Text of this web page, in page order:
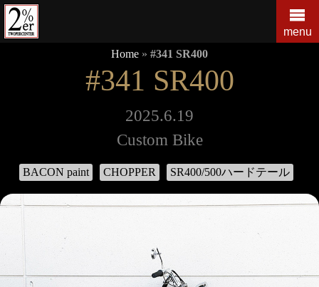
コ
ン
テ
す
menu
Home » #341 SR400
#341 SR400
2025.6.19
Custom Bike
BACON paint CHOPPER SR400/500ハードテール